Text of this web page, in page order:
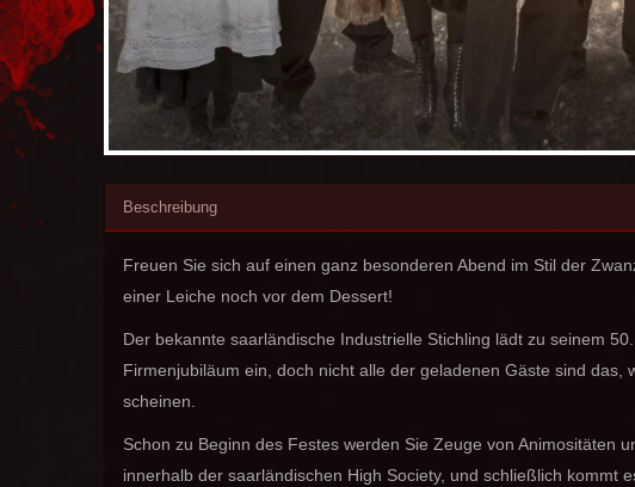
Beschreibung
Freuen Sie sich auf einen ganz besonderen Abend im Stil der
einer Leiche noch vor dem Dessert!
Der bekannte saarländische Industrielle Stichling lädt zu seinem 50.
Firmenjubiläum ein, doch nicht alle der geladenen Gäste sind das,
scheinen.
Schon zu Beginn des Festes werden Sie Zeuge von Animositäten
innerhalb der saarländischen High Society, und schließlich kommt